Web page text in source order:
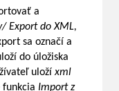
a
Export do XML,
sa označí a
do úložiska
uložíxml
funkcia Import z